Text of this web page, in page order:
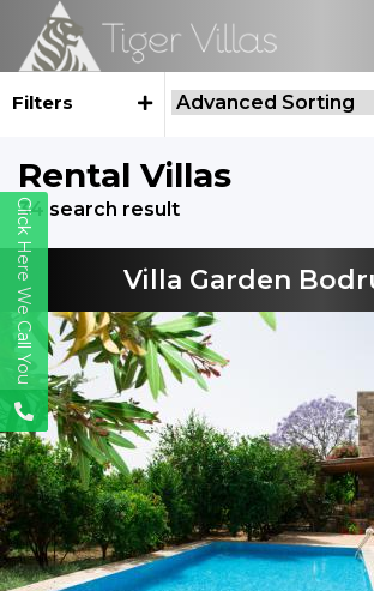
Filters
Rental Villas
34 search result
Villa Garden
Click Here We Call You